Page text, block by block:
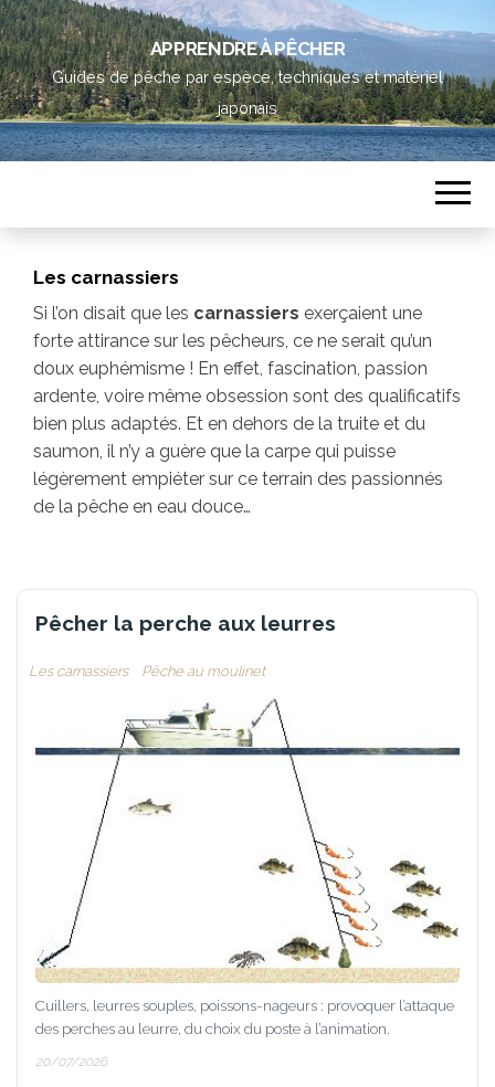
APPRENDRE À PÊCHER
Guides de pêche par espèce, techniques et matériel
japonais
Les carnassiers
Si l’on disait que les carnassiers exerçaient une
forte attirance sur les pêcheurs, ce ne serait qu’un
doux euphémisme ! En effet, fascination, passion
ardente, voire même obsession sont des qualificatifs
bien plus adaptés. Et en dehors de la truite et du
saumon, il n’y a guère que la carpe qui puisse
légèrement empiéter sur ce terrain des passionnés
de la pêche en eau douce…
Pêcher la perche aux leurres
Les carnassiers Pêche au moulinet
Cuillers, leurres souples, poissons-nageurs : provoquer l’attaque
des perches au leurre, du choix du poste à l’animation.
20/07/2026